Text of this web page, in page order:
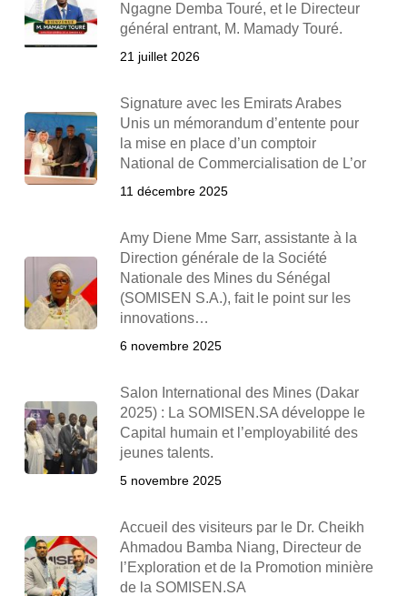
Ngagne Demba Touré, et le Directeur
général entrant, M. Mamady Touré.
21 juillet 2026
Signature avec les Emirats Arabes
Unis un mémorandum d’entente pour
la mise en place d’un comptoir
National de Commercialisation de L’or
11 décembre 2025
Amy Diene Mme Sarr, assistante à la
Direction générale de la Société
Nationale des Mines du Sénégal
(SOMISEN S.A.), fait le point sur les
innovations…
6 novembre 2025
Salon International des Mines (Dakar
2025) : La SOMISEN.SA développe le
Capital humain et l’employabilité des
jeunes talents.
5 novembre 2025
Accueil des visiteurs par le Dr. Cheikh
Ahmadou Bamba Niang, Directeur de
l’Exploration et de la Promotion minière
de la SOMISEN.SA